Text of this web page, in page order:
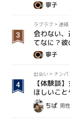
寧子
ラブラブ > 連絡
会わない
てなに？
寧子
出会い > ナンパ
【体験談
ほしいこ
ちぱ 男性